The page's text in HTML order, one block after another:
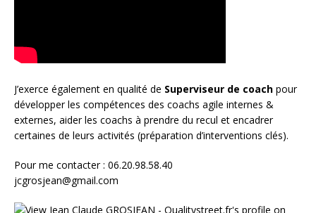
J’exerce également en qualité de Superviseur de coach pour
développer les compétences des coachs agile internes &
externes, aider les coachs à prendre du recul et encadrer
certaines de leurs activités (préparation d’interventions clés).
Pour me contacter : 06.20.98.58.40
jcgrosjean@gmail.com